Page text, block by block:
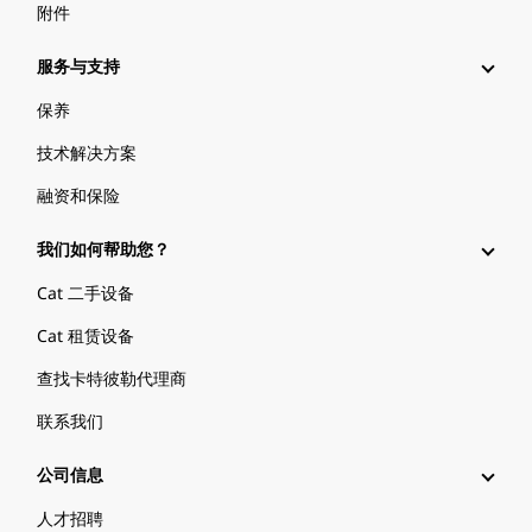
附件
服务与支持
保养
技术解决方案
融资和保险
我们如何帮助您？
Cat 二手设备
Cat 租赁设备
查找卡特彼勒代理商
联系我们
公司信息
人才招聘